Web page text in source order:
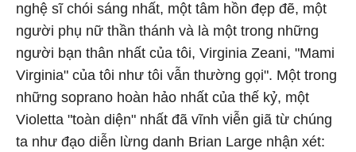
nghệ sĩ chói sáng nhất, một tâm hồn đẹp đẽ, một
người phụ nữ thần thánh và là một trong những
người bạn thân nhất của tôi, Virginia Zeani, "Mami
Virginia" của tôi như tôi vẫn thường gọi". Một trong
những soprano hoàn hảo nhất của thế kỷ, một
Violetta "toàn diện" nhất đã vĩnh viễn giã từ chúng
ta như đạo diễn lừng danh Brian Large nhận xét: